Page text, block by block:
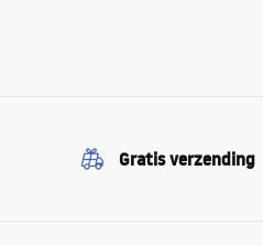
Gratis verzending